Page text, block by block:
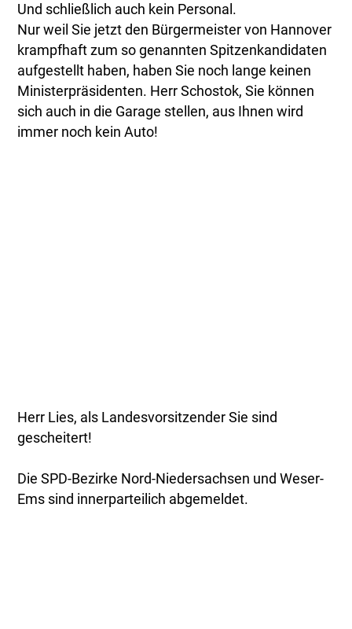
Und schließlich auch kein Personal.
Nur weil Sie jetzt den Bürgermeister von Hannover
krampfhaft zum so genannten Spitzenkandidaten
aufgestellt haben, haben Sie noch lange keinen
Ministerpräsidenten. Herr Schostok, Sie können
sich auch in die Garage stellen, aus Ihnen wird
immer noch kein Auto!
Herr Lies, als Landesvorsitzender Sie sind
gescheitert!
Die SPD-Bezirke Nord-Niedersachsen und Weser-
Ems sind innerparteilich abgemeldet.